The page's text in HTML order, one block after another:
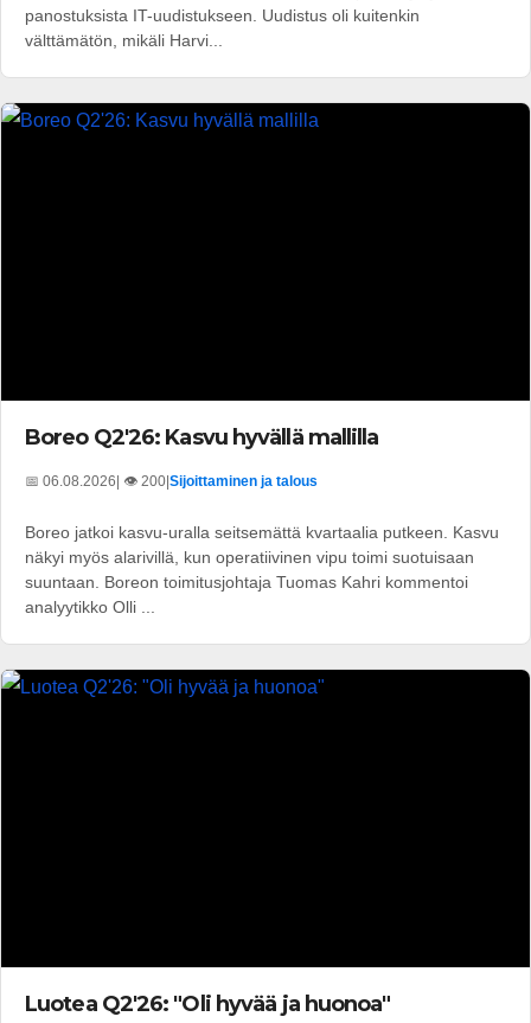
panostuksista IT-uudistukseen. Uudistus oli kuitenkin
välttämätön, mikäli Harvi...
Boreo Q2'26: Kasvu hyvällä mallilla
📅 06.08.2026 | 👁️ 200 Sijoittaminen ja talous
Boreo jatkoi kasvu-uralla seitsemättä kvartaalia putkeen. Kasvu
näkyi myös alarivillä, kun operatiivinen vipu toimi suotuisaan
suuntaan. Boreon toimitusjohtaja Tuomas Kahri kommentoi
analyytikko Olli ...
Luotea Q2'26: "Oli hyvää ja huonoa"